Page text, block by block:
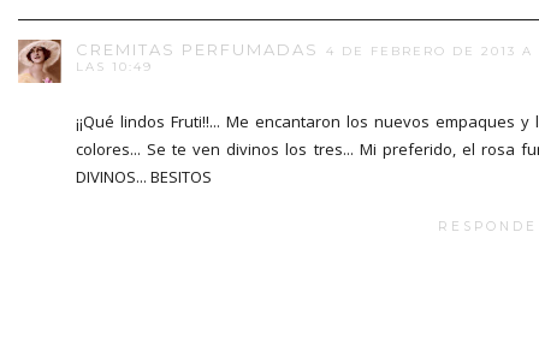
CREMITAS PERFUMADAS
4 DE FEBRERO DE 2013 A
LAS 10:49
¡¡Qué lindos Fruti!!... Me encantaron los nuevos empaques y
colores... Se te ven divinos los tres... Mi preferido, el rosa
DIVINOS... BESITOS